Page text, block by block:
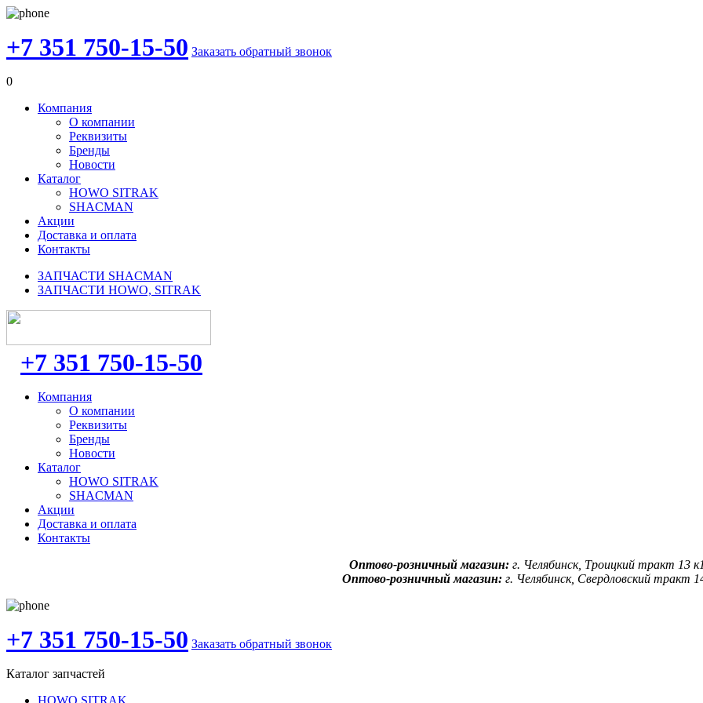
+7 351 750-15-50 Заказать обратный звонок
0
Компания
О компании
Реквизиты
Бренды
Новости
Каталог
HOWO SITRAK
SHACMAN
Акции
Доставка и оплата
Контакты
ЗАПЧАСТИ SHACMAN
ЗАПЧАСТИ HOWO, SITRAK
+7 351 750-15-50
Компания
О компании
Реквизиты
Бренды
Новости
Каталог
HOWO SITRAK
SHACMAN
Акции
Доставка и оплата
Контакты
Оптово-розничный магазин: г. Челябинск, Троицкий тракт 13
Оптово-розничный магазин:г. Челябинск, Свердловский тракт
+7 351 750-15-50 Заказать обратный звонок
Каталог запчастей
HOWO SITRAK